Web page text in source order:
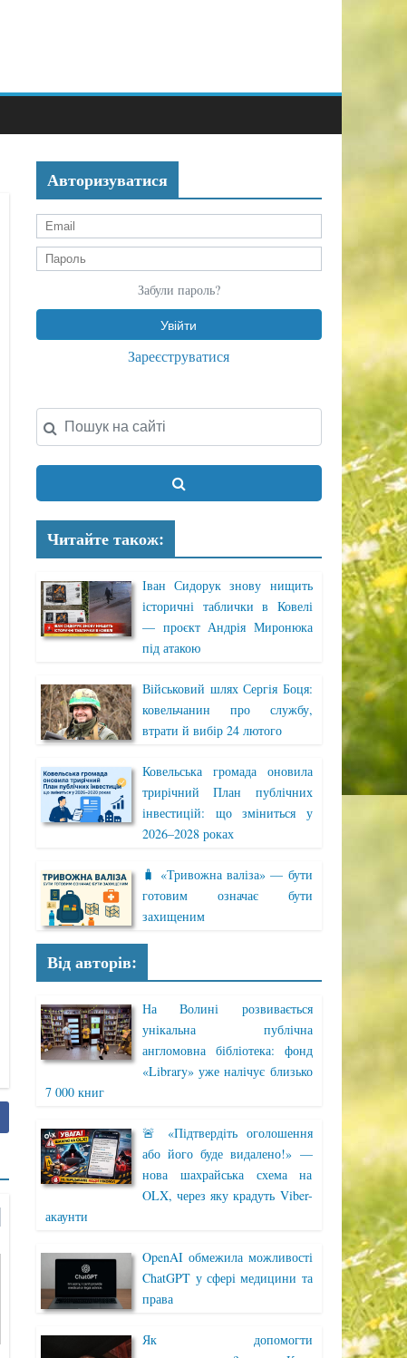
Авторизуватися
Забули пароль?
Зареєструватися
Читайте також:
Іван Сидорук знову нищить
історичні таблички в Ковелі
— проєкт Андрія Миронюка
під атакою
Військовий шлях Сергія Боця:
ковельчанин про службу,
втрати й вибір 24 лютого
Ковельська громада оновила
трирічний План публічних
інвестицій: що зміниться у
2026–2028 роках
🧳 «Тривожна валіза» — бути
готовим означає бути
захищеним
Від авторів:
На Волині розвивається
унікальна публічна
англомовна бібліотека: фонд
«Library» уже налічує близько
7 000 книг
🚨 «Підтвердіть оголошення
або його буде видалено!» —
нова шахрайська схема на
OLX, через яку крадуть Viber-
акаунти
OpenAI обмежила можливості
ChatGPT у сфері медицини та
права
Як допомогти